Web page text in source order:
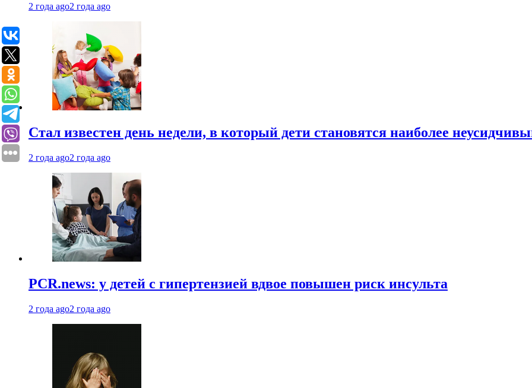
2 года ago2 года ago
Стал известен день недели, в который дети становятся наиболее
2 года ago2 года ago
PCR.news: у детей с гипертензией вдвое повышен риск инсульта
2 года ago2 года ago